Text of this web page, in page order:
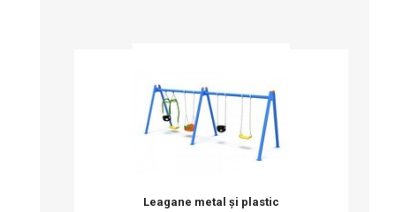
Leagane metal și plastic